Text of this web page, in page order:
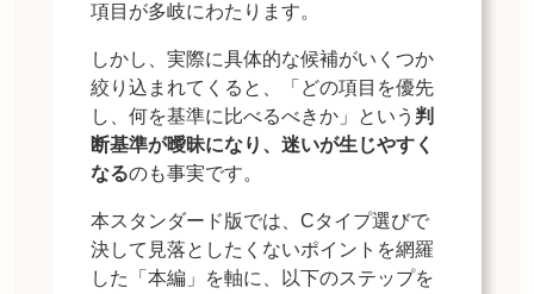
項目が多岐にわたります。
しかし、実際に具体的な候補がいくつか
絞り込まれてくると、「どの項目を優先
し、何を基準に比べるべきか」という 判
断基準が曖昧になり、迷いが生じやすく
なるのも事実です。
本スタンダード版では、Cタイプ選びで
決して見落としたくないポイントを網羅
した「本編」を軸に、以下のステップを